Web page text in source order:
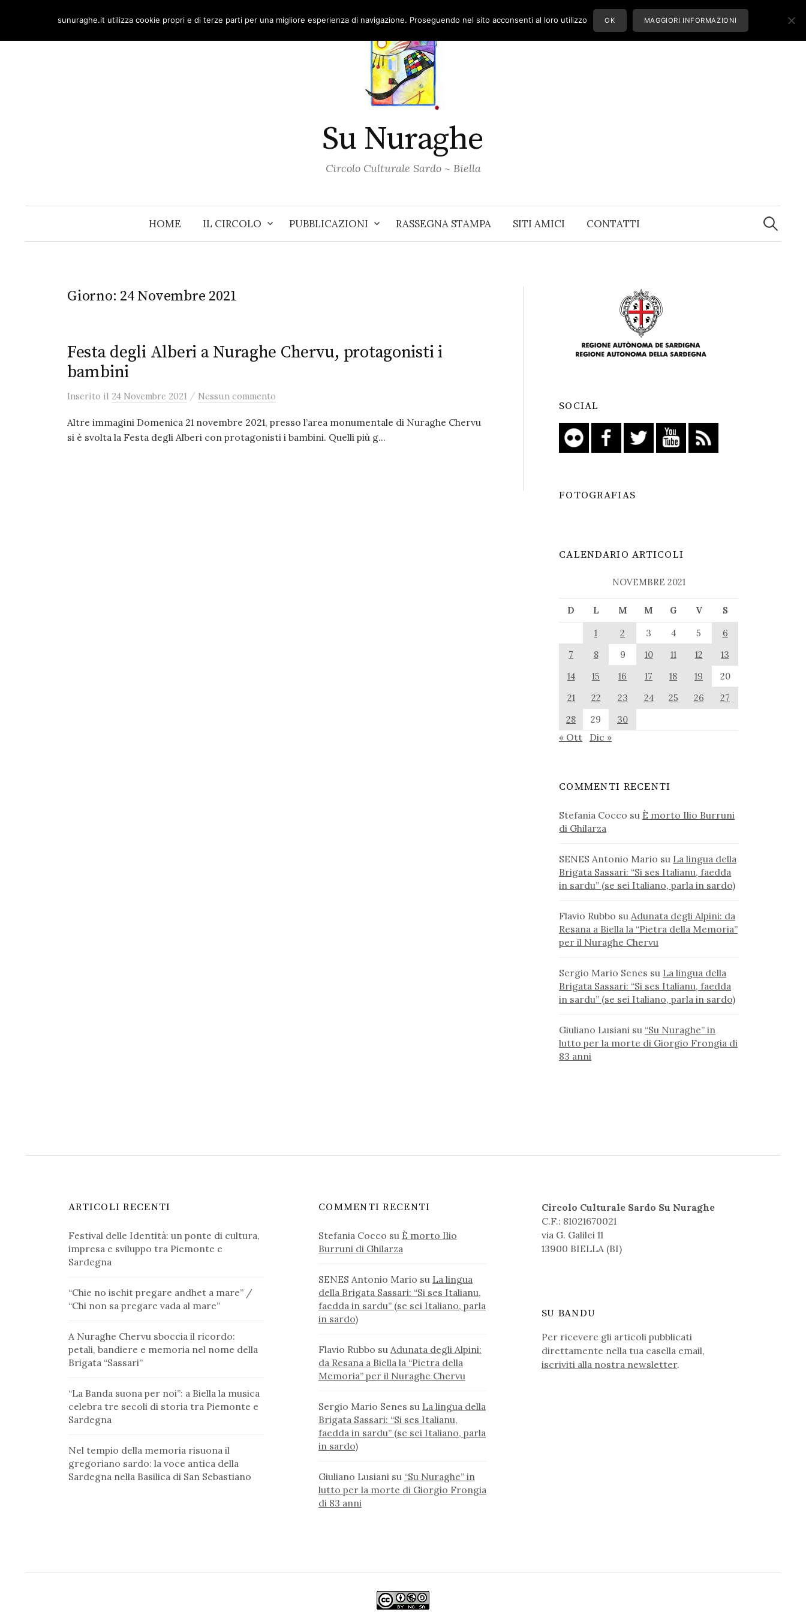
content
Su Nuraghe
Circolo Culturale Sardo ~ Biella
HOME IL CIRCOLO PUBBLICAZIONI RASSEGNA STAMPA SITI AMICI CONTATTI
Ricerca
per:
Giorno: 24 Novembre 2021
Festa degli Alberi a Nuraghe Chervu, protagonisti i
bambini
Inserito il 24 Novembre 2021 / Nessun commento
Altre immagini Domenica 21 novembre 2021, presso l’area monumentale di Nuraghe Chervu
si è svolta la Festa degli Alberi con protagonisti i bambini. Quelli più g...
SOCIAL
FOTOGRAFIAS
CALENDARIO ARTICOLI
NOVEMBRE 2021
D L M M G V
S
1
2 3 4 5
6
7
8 9 10 11 12
13
14
15 16 17 18 19
20
21
22 23 24 25 26
27
28
29 30
« Ott Dic »
COMMENTI RECENTI
Stefania Cocco su È morto Ilio Burruni
di Ghilarza
SENES Antonio Mario su La lingua della
Brigata Sassari: “Si ses Italianu, faedda
in sardu” (se sei Italiano, parla in sardo)
Flavio Rubbo su Adunata degli Alpini: da
Resana a Biella la “Pietra della Memoria”
per il Nuraghe Chervu
Sergio Mario Senes su La lingua della
Brigata Sassari: “Si ses Italianu, faedda
in sardu” (se sei Italiano, parla in sardo)
Giuliano Lusiani su “Su Nuraghe” in
lutto per la morte di Giorgio Frongia di
83 anni
ARTICOLI RECENTI
Festival delle Identità: un ponte di cultura,
impresa e sviluppo tra Piemonte e
Sardegna
“Chie no ischit pregare andhet a mare” /
“Chi non sa pregare vada al mare”
A Nuraghe Chervu sboccia il ricordo:
petali, bandiere e memoria nel nome della
Brigata “Sassari”
“La Banda suona per noi”: a Biella la musica
celebra tre secoli di storia tra Piemonte e
Sardegna
Nel tempio della memoria risuona il
gregoriano sardo: la voce antica della
Sardegna nella Basilica di San Sebastiano
COMMENTI RECENTI
Stefania Cocco su È morto Ilio
Burruni di Ghilarza
SENES Antonio Mario su La lingua
della Brigata Sassari: “Si ses Italianu,
faedda in sardu” (se sei Italiano, parla
in sardo)
Flavio Rubbo su Adunata degli Alpini:
da Resana a Biella la “Pietra della
Memoria” per il Nuraghe Chervu
Sergio Mario Senes su La lingua della
Brigata Sassari: “Si ses Italianu,
faedda in sardu” (se sei Italiano, parla
in sardo)
Giuliano Lusiani su “Su Nuraghe” in
lutto per la morte di Giorgio Frongia
di 83 anni
Circolo Culturale Sardo Su Nuraghe
C.F.: 81021670021
via G. Galilei 11
13900 BIELLA (BI)
SU BANDU
Per ricevere gli articoli pubblicati
direttamente nella tua casella email,
iscriviti alla nostra newsletter.
sunuraghe.it utilizza cookie propri e di terze parti per una migliore esperienza di navigazione. Proseguendo nel sito acconsenti al loro utilizzo OK MAGGIORI INFORMAZIONI